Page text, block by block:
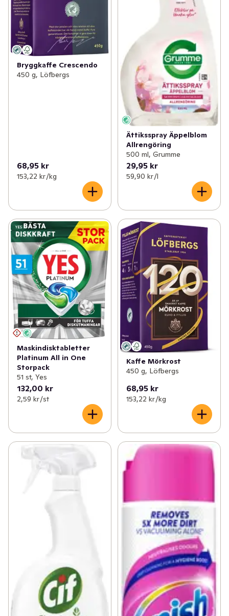
Bryggkaffe Crescendo
450 g, Löfbergs
68,95 kr
153,22 kr /kg
Ättiksspray Äppelblom
Allrengöring
500 ml, Grumme
29,95 kr
59,90 kr /l
Maskindisktabletter
Platinum All in One
Storpack
51 st, Yes
132,00 kr
2,59 kr /st
Kaffe Mörkrost
450 g, Löfbergs
68,95 kr
153,22 kr /kg